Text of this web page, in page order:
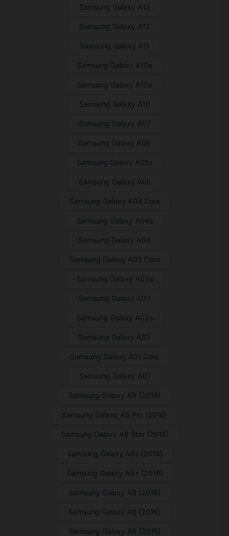
Samsung Galaxy A13
Samsung Galaxy A12
Samsung Galaxy A11
Samsung Galaxy A10s
Samsung Galaxy A10e
Samsung Galaxy A10
Samsung Galaxy A07
Samsung Galaxy A06
Samsung Galaxy A05s
Samsung Galaxy A05
Samsung Galaxy A04 Core
Samsung Galaxy A04s
Samsung Galaxy A04
Samsung Galaxy A03 Core
Samsung Galaxy A03s
Samsung Galaxy A03
Samsung Galaxy A02s
Samsung Galaxy A02
Samsung Galaxy A01 Core
Samsung Galaxy A01
Samsung Galaxy A9 (2018)
Samsung Galaxy A9 Pro (2016)
Samsung Galaxy A8 Star (2018)
Samsung Galaxy A8s (2018)
Samsung Galaxy A8+ (2018)
Samsung Galaxy A8 (2018)
Samsung Galaxy A8 (2016)
Samsung Galaxy A8 (2015)